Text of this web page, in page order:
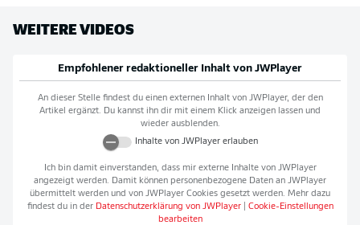
WEITERE VIDEOS
Empfohlener redaktioneller Inhalt von JWPlayer
An dieser Stelle findest du einen externen Inhalt von JWPlayer, der den
Artikel ergänzt. Du kannst ihn dir mit einem Klick anzeigen lassen und
wieder ausblenden.
Inhalte von JWPlayererlauben
Ich bin damit einverstanden, dass mir externe Inhalte von JWPlayer
angezeigt werden. Damit können personenbezogene Daten an JWPlayer
übermittelt werden und von JWPlayer Cookies gesetzt werden. Mehr dazu
findest du in der Datenschutzerklärung von JWPlayer| Cookie-Einstellungen
bearbeiten